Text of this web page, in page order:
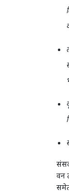
वन